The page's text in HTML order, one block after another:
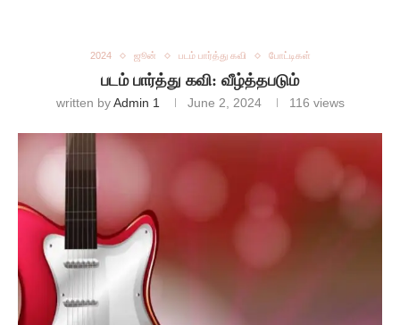
2024 ஜூன் படம் பார்த்து கவி போட்டிகள்
படம் பார்த்து கவி: வீழ்த்தபடும்
written byAdmin 1 June 2, 2024 116 views